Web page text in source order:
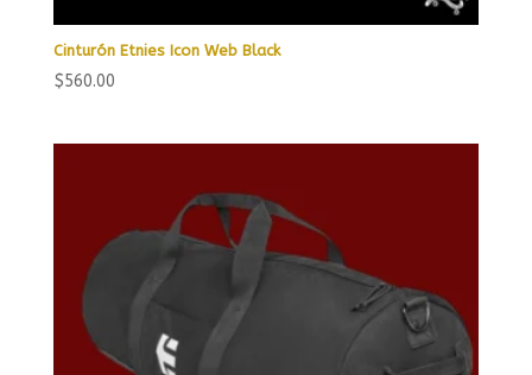
Cinturón Etnies Icon Web Black
$560.00